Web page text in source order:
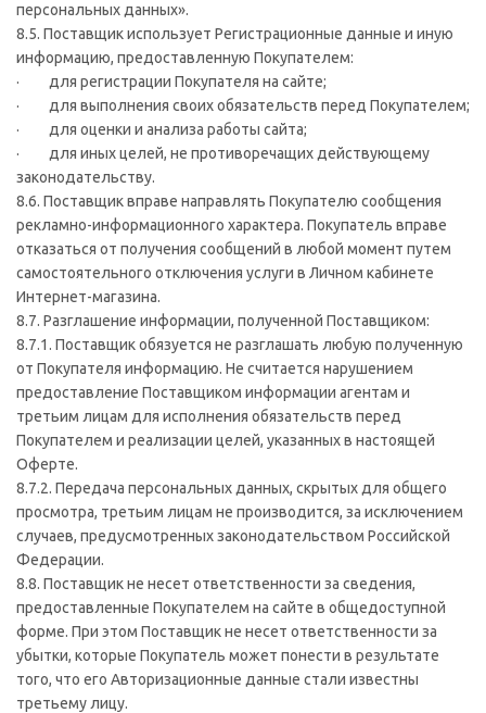
персональных данных».
8.5. Поставщик использует Регистрационные данные и иную
информацию, предоставленную Покупателем:
· для регистрации Покупателя на сайте;
· для выполнения своих обязательств перед Покупателем;
· для оценки и анализа работы сайта;
· для иных целей, не противоречащих действующему
законодательству.
8.6. Поставщик вправе направлять Покупателю сообщения
рекламно-информационного характера. Покупатель вправе
отказаться от получения сообщений в любой момент путем
самостоятельного отключения услуги в Личном кабинете
Интернет-магазина.
8.7. Разглашение информации, полученной Поставщиком:
8.7.1. Поставщик обязуется не разглашать любую полученную
от Покупателя информацию. Не считается нарушением
предоставление Поставщиком информации агентам и
третьим лицам для исполнения обязательств перед
Покупателем и реализации целей, указанных в настоящей
Оферте.
8.7.2. Передача персональных данных, скрытых для общего
просмотра, третьим лицам не производится, за исключением
случаев, предусмотренных законодательством Российской
Федерации.
8.8. Поставщик не несет ответственности за сведения,
предоставленные Покупателем на сайте в общедоступной
форме. При этом Поставщик не несет ответственности за
убытки, которые Покупатель может понести в результате
того, что его Авторизационные данные стали известны
третьему лицу.